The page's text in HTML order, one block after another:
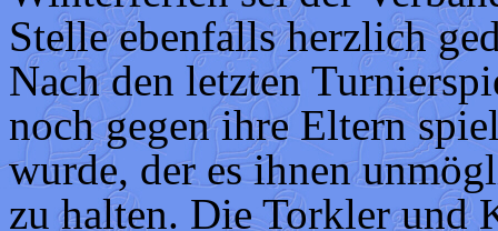
Stelle ebenfalls herzlich
Nach den letzten
noch gegen ihre Eltern
wurde, der es ihnen
zu halten. Die Torkler und